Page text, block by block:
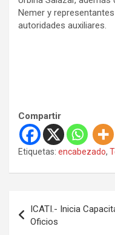
Nemer y
autoridades auxiliares.
Compartir
Etiquetas: encabezado,
ICATI.- Inicia
Oficios